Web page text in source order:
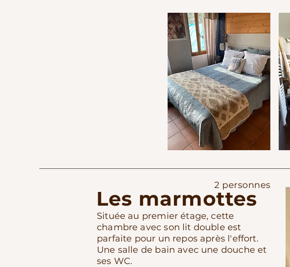
Située au premier étage, cette
chambre avec son lit double est
parfaite pour un repos après l'effort.
Une salle de bain avec une douche et
ses WC.
Les marmottes
2 personnes